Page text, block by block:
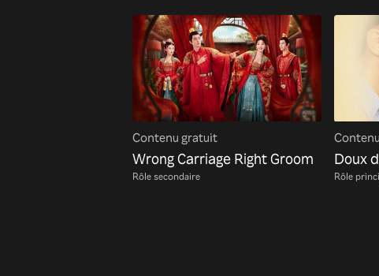
Contenu gratuit
Wrong Carriage Right Groom
Rôle secondaire
Doux
Rôle